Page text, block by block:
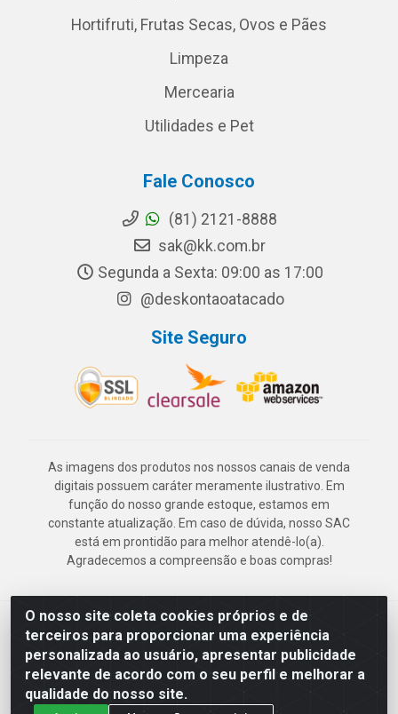
O nosso site coleta cookies próprios e de
terceiros para proporcionar uma experiência
personalizada ao usuário, apresentar publicidade
relevante de acordo com o seu perfil e melhorar a
qualidade do nosso site.
Hortifruti, Frutas Secas, Ovos e Pães
Limpeza
Mercearia
Utilidades e Pet
Fale Conosco
(81) 2121-8888
sak@kk.com.br
Segunda a Sexta: 09:00 as 17:00
@deskontaoatacado
Site Seguro
As imagens dos produtos nos nossos canais de venda
digitais possuem caráter meramente ilustrativo. Em
função do nosso grande estoque, estamos em
constante atualização. Em caso de dúvida, nosso SAC
está em prontidão para melhor atendê-lo(a).
Agradecemos a compreensão e boas compras!
Deskontão Atacado - Av. Marechal Mascarenhas de Morais, 2471 -
Imbiribeira - Recife/PE - CEP 51.150-001 - CNPJ 24.150.377/0003-
57